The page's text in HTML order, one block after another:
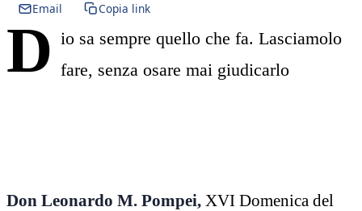
Email
Copia link
D io sa sempre quello che fa. Lasciamolo
fare, senza osare mai giudicarlo
Don Leonardo M. Pompei, XVI Domenica del